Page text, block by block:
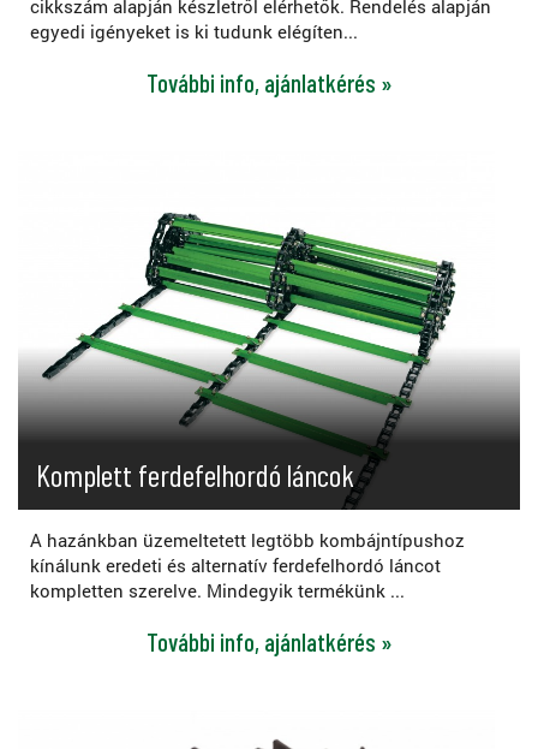
cikkszám alapján készletről elérhetők. Rendelés alapján
egyedi igényeket is ki tudunk elégíten...
További info, ajánlatkérés »
Komplett ferdefelhordó láncok
A hazánkban üzemeltetett legtöbb kombájntípushoz
kínálunk eredeti és alternatív ferdefelhordó láncot
kompletten szerelve. Mindegyik termékünk ...
További info, ajánlatkérés »